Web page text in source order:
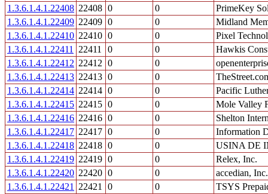
1.3.6.1.4.1.22408 22408 0 0
PrimeKey
1.3.6.1.4.1.22409 22409 0 0
Midland
1.3.6.1.4.1.22410 22410 0 0
Pixel
1.3.6.1.4.1.22411
22411 0 0
Hawkis
1.3.6.1.4.1.22412 22412 0 0
1.3.6.1.4.1.22413 22413 0 0
1.3.6.1.4.1.22414 22414 0 0
Pacific
1.3.6.1.4.1.22415 22415 0 0
Mole Valley
1.3.6.1.4.1.22416 22416 0 0
Shelton
1.3.6.1.4.1.22417 22417 0 0
Information
1.3.6.1.4.1.22418 22418 0 0
USINA DE
1.3.6.1.4.1.22419 22419 0 0
Relex, Inc.
1.3.6.1.4.1.22420 22420 0 0
accedian, Inc.
1.3.6.1.4.1.22421
22421 0 0
TSYS